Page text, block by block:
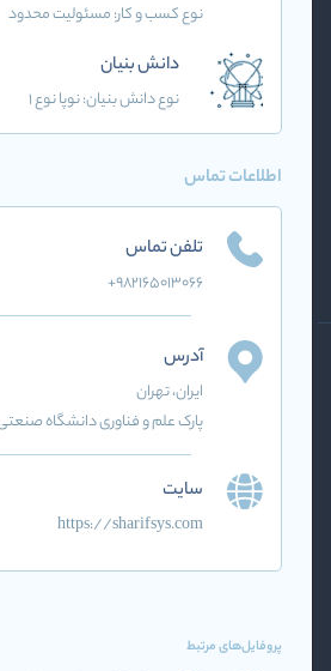
نوع کسب و کار:مسئولیت محدود
دانش بنیان
نوع دانش بنیان: نوپا نوع 1
اطلاعات تماس
تلفن تماس
+982165013066
آدرس
ایران، تهران
پارک علم و فناوری دانشگاه
سایت
https://sharifsys.com
پروفایل‌های مرتبط